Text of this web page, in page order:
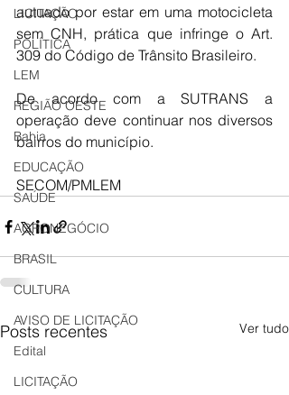
LICITAÇÃO
POLÍTICA
LEM
REGIÃO OESTE
Bahia
EDUCAÇÃO
SAÚDE
AGRONEGÓCIO
BRASIL
CULTURA
AVISO DE LICITAÇÃO
Edital
LICITAÇÃO
autuado por estar em uma motocicleta
sem CNH, prática que infringe o Art.
309 do Código de Trânsito Brasileiro.
De acordo com a SUTRANS a
operação deve continuar nos diversos
bairros do município.
SECOM/PMLEM
Posts recentes Ver tudo